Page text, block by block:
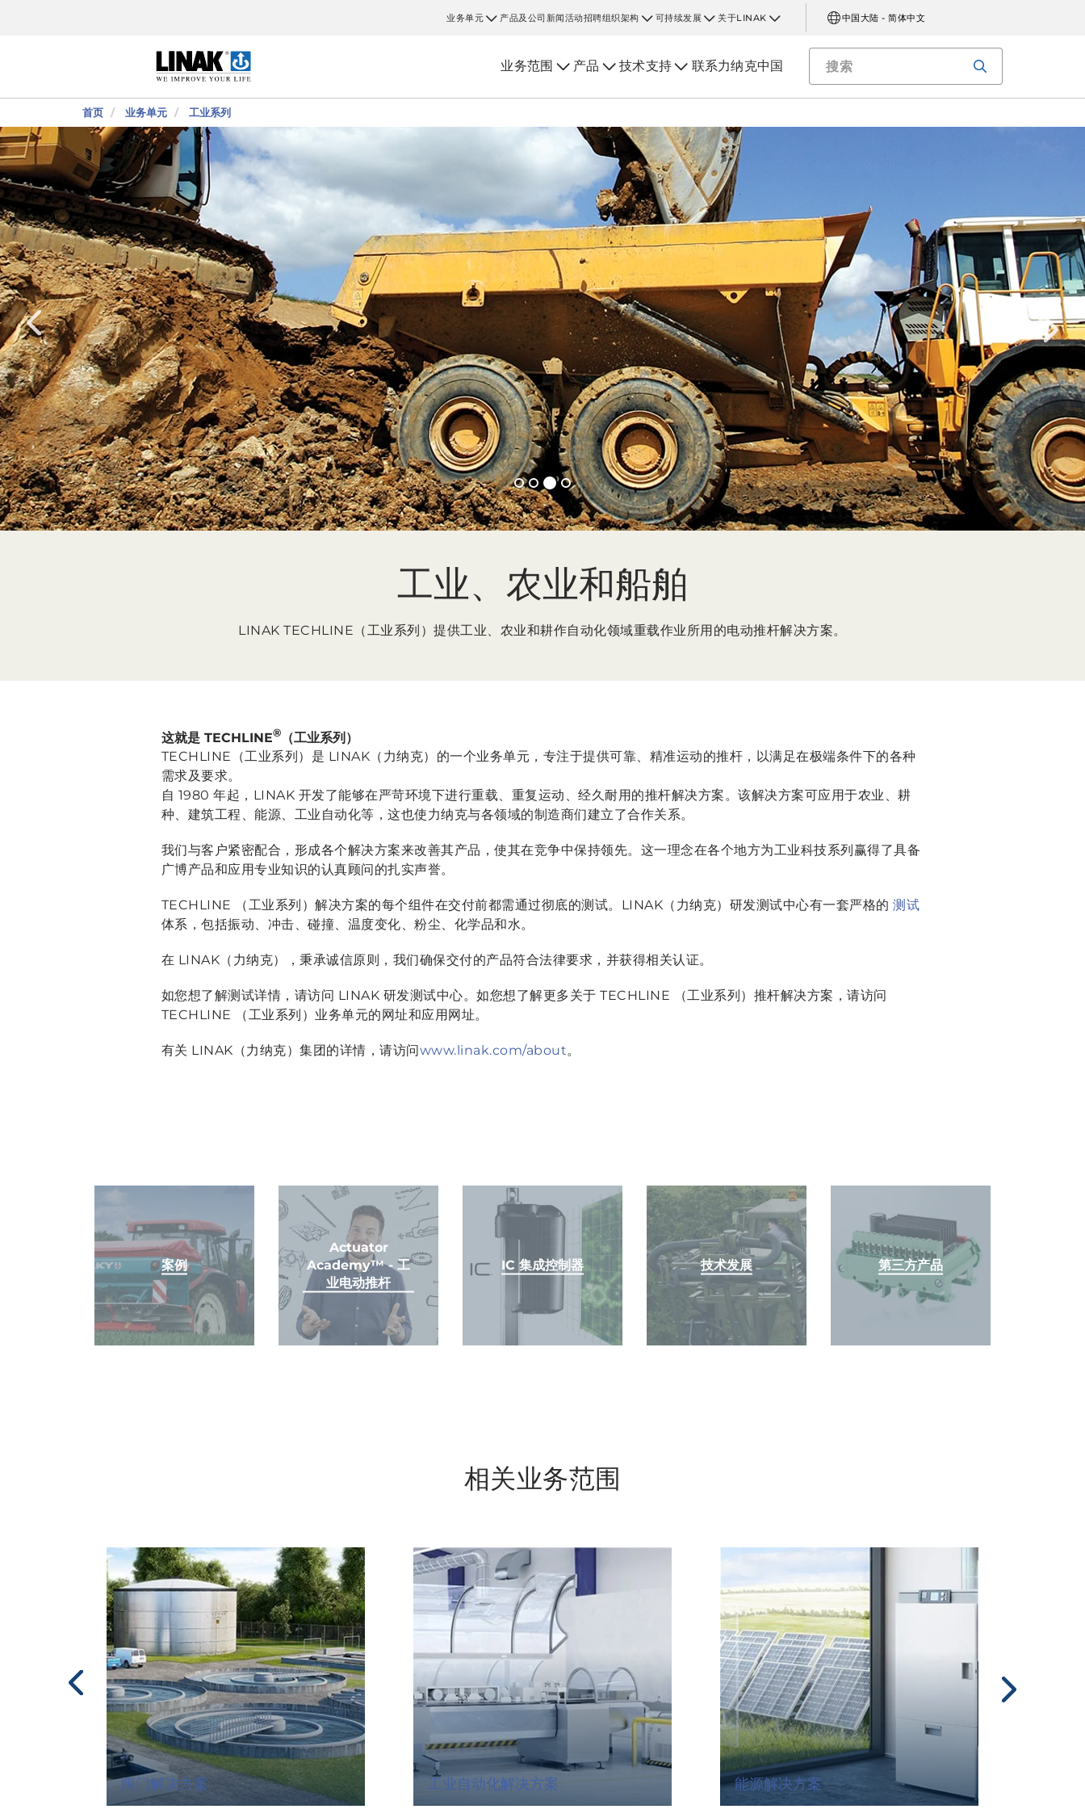
业务单元 产品及公司新闻活动招聘组织架构 可持续发展 关于LINAK 中国大陆 - 简体中文
业务范围 产品 技术支持 联系力纳克中国
首页 业务单元 工业系列
工业、农业和船舶
LINAK TECHLINE（工业系列）提供工业、农业和耕作自动化领域重载作业所用的电动推杆解决方案。
这就是 TECHLINE®（工业系列）
TECHLINE（工业系列）是 LINAK（力纳克）的一个业务单元，专注于提供可靠、精准运动的推杆，以满足在极端条件下的各种
需求及要求。
自 1980 年起，LINAK 开发了能够在严苛环境下进行重载、重复运动、经久耐用的推杆解决方案。该解决方案可应用于农业、耕
种、建筑工程、能源、工业自动化等，这也使力纳克与各领域的制造商们建立了合作关系。
我们与客户紧密配合，形成各个解决方案来改善其产品，使其在竞争中保持领先。这一理念在各个地方为工业科技系列赢得了具备
广博产品和应用专业知识的认真顾问的扎实声誉。
TECHLINE （工业系列）解决方案的每个组件在交付前都需通过彻底的测试。LINAK（力纳克）研发测试中心有一套严格的 测试
体系，包括振动、冲击、碰撞、温度变化、粉尘、化学品和水。
在 LINAK（力纳克），秉承诚信原则，我们确保交付的产品符合法律要求，并获得相关认证。
如您想了解测试详情，请访问 LINAK 研发测试中心。如您想了解更多关于 TECHLINE （工业系列）推杆解决方案，请访问
TECHLINE （工业系列）业务单元的网址和应用网址。
有关 LINAK（力纳克）集团的详情，请访问www.linak.com/about。
案例
Actuator
Academy™ - 工
业电动推杆
IC 集成控制器 技术发展 第三方产品
相关业务范围
阀门解决方案 工业自动化解决方案 能源解决方案